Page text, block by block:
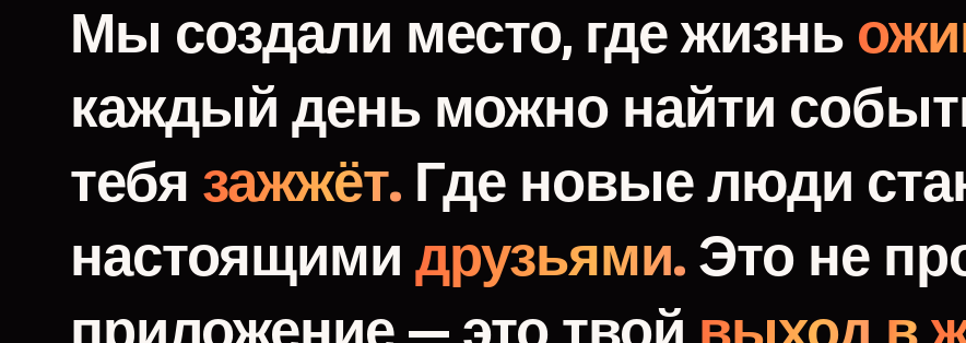
Мы создали место, гдежизнь
каждый день можно найти
тебя зажжёт. Где новые люди
настоящими друзьями. Это не